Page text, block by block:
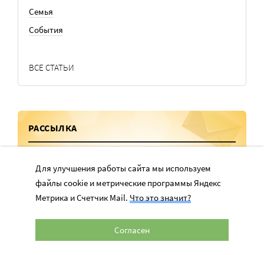
Семья
События
ВСЕ СТАТЬИ
РАССЫЛКА
Для улучшения работы сайта мы используем
файлы cookie и метрические программы Яндекс
Метрика и Счетчик Mail. Что это значит?
Согласен